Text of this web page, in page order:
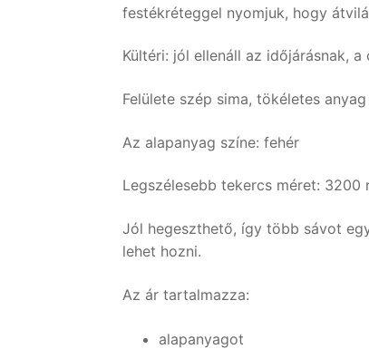
festékréteggel nyomjuk, hogy
Kültéri: jól ellenáll az időjárásnak,
Felülete szép sima, tökéletes
Az alapanyag színe: fehér
Legszélesebb tekercs méret: 3200
Jól hegeszthető, így több sávot
lehet hozni.
Az ár tartalmazza:
alapanyagot